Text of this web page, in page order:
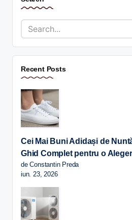
Recent Posts
Cei Mai Buni Adidași de
Ghid Complet pentru o
de Constantin Preda
iun. 23, 2026